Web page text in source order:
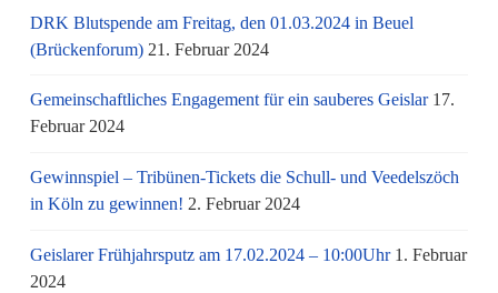
DRK Blutspende am Freitag, den 01.03.2024 in Beuel
(Brückenforum) 21. Februar 2024
Gemeinschaftliches Engagement für ein sauberes Geislar 17.
Februar 2024
Gewinnspiel – Tribünen-Tickets die Schull- und Veedelszöch
in Köln zu gewinnen! 2. Februar 2024
Geislarer Frühjahrsputz am 17.02.2024 – 10:00Uhr 1. Februar
2024